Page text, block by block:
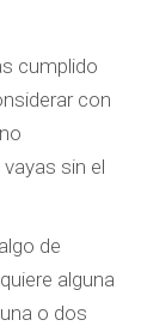
cumplido
con
sin el
de
alguna
o dos